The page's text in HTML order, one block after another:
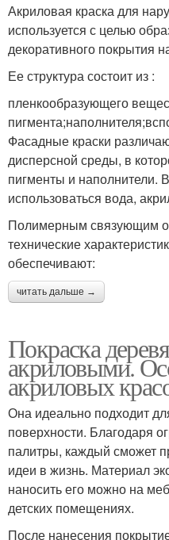
Акриловая краска для
используется с целью
декоративного покрытия
Ее структура состоит из :
пленкообразующего
Фасадные краски
дисперсной среды, в
пигменты и наполнители.
использоваться вода,
Полимерным связующим
технические
обеспечивают:
читать дальше →
Покраска
акриловыми.
акриловых
Она идеально подходит
поверхности. Благодаря
палитры, каждый сможет
идеи в жизнь. Материал
наносить его можно на
детских помещениях.
После нанесения